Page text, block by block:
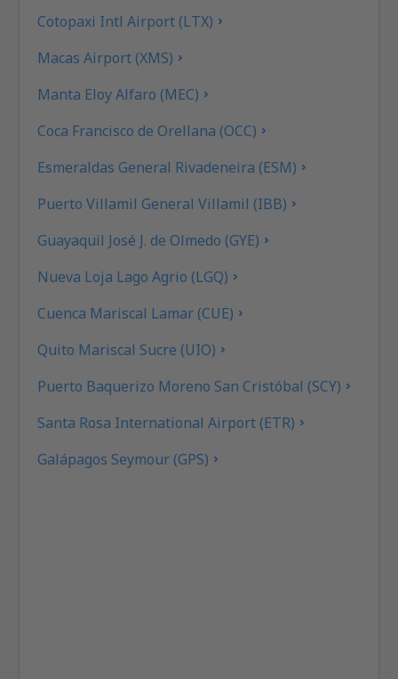
Cotopaxi Intl Airport (LTX)
Macas Airport (XMS)
Manta Eloy Alfaro (MEC)
Coca Francisco de Orellana (OCC)
Esmeraldas General Rivadeneira (ESM)
Puerto Villamil General Villamil (IBB)
Guayaquil José J. de Olmedo (GYE)
Nueva Loja Lago Agrio (LGQ)
Cuenca Mariscal Lamar (CUE)
Quito Mariscal Sucre (UIO)
Puerto Baquerizo Moreno San Cristóbal (SCY)
Santa Rosa International Airport (ETR)
Galápagos Seymour (GPS)